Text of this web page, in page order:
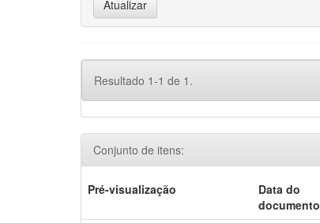
Resultado 1-1 de 1.
Conjunto de itens:
Pré-visualização
Data do
documento